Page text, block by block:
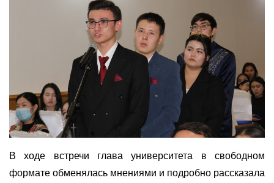
Входе встречи глава университета всвободном
формате обменялась мнениями и подробно рассказала